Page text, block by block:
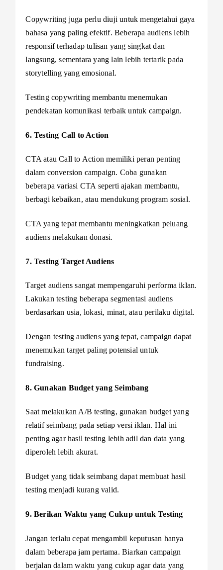
Copywriting juga perlu diuji untuk mengetahui gaya
bahasa yang paling efektif. Beberapa audiens lebih
responsif terhadap tulisan yang singkat dan
langsung, sementara yang lain lebih tertarik pada
storytelling yang emosional.
Testing copywriting membantu menemukan
pendekatan komunikasi terbaik untuk campaign.
6. Testing Call to Action
CTA atau Call to Action memiliki peran penting
dalam conversion campaign. Coba gunakan
beberapa variasi CTA seperti ajakan membantu,
berbagi kebaikan, atau mendukung program sosial.
CTA yang tepat membantu meningkatkan peluang
audiens melakukan donasi.
7. Testing Target Audiens
Target audiens sangat mempengaruhi performa iklan.
Lakukan testing beberapa segmentasi audiens
berdasarkan usia, lokasi, minat, atau perilaku digital.
Dengan testing audiens yang tepat, campaign dapat
menemukan target paling potensial untuk
fundraising.
8. Gunakan Budget yang Seimbang
Saat melakukan A/B testing, gunakan budget yang
relatif seimbang pada setiap versi iklan. Hal ini
penting agar hasil testing lebih adil dan data yang
diperoleh lebih akurat.
Budget yang tidak seimbang dapat membuat hasil
testing menjadi kurang valid.
9. Berikan Waktu yang Cukup untuk Testing
Jangan terlalu cepat mengambil keputusan hanya
dalam beberapa jam pertama. Biarkan campaign
berjalan dalam waktu yang cukup agar data yang